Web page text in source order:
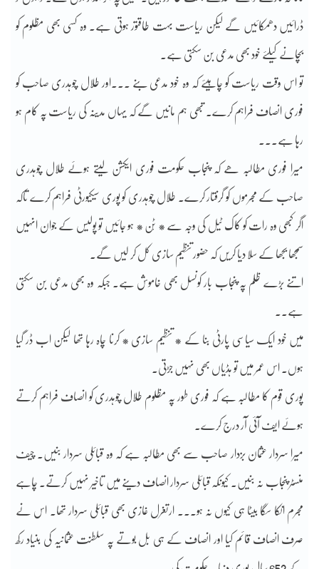
ڈرائیں دھمکائیں گے لیکن ریاست بہت طاقتور ہوتی ہے۔ وہ کسی بھی مظلوم کو
بچانے کیلئے خود بھی مدعی بن سکتی ہے۔
تو اس وقت ریاست کو چاہیئے کہ وہ خود مدعی بنے ۔۔۔اور طلال چوہدری صاحب کو
فوری انصاف فراہم کرے۔ تبھی ہم مانیں گے کہ یہاں مدینہ کی ریاست پہ کام ہو
رہا ہے۔۔۔
میرا فوری مطالبہ ھے کہ پنجاب حکومت فوری ایکشن لیتے ہوئے طلال چوہدری
صاحب کے مجرموں کو گرفتار کرے۔ طلال چوہدری کو پوری سیکیورٹی فراہم کرے تاکہ
اگر کبھی وہ رات کو کاک ٹیل کی وجہ سے * ٹْن * ہو جائیں تو پولیس کے جوان انہیں
سمجھا بجھا کے سلا دیا کریں کہ حضور تنظیم سازی کل کر لیں گے۔
اتنے بڑے ظلم پہ پنجاب بار کونسل بھی خاموش ہے۔ جبکہ وہ بھی مدعی بن سکتی
ہے۔۔
میں خود ایک سیاسی پارٹی بنا کے * تنظیم سازی * کرنا چاہ رہا تھا لیکن اب ڈر گیا
ہوں۔ اس عمر میں تو ہڈیاں بھی نہیں جڑتی۔
پوری قوم کا مطالبہ ہے کہ فوری طور پہ مظلوم طلال چوہدری کو انصاف فراہم کرتے
ہوئے ایف آئی آر درج کرے۔
میرا سردار عثمان بزدار صاحب سے بھی مطالبہ ہے کہ وہ قبائلی سردار بنیں۔ چیف
منسٹر پنجاب نہ بنیں۔ کیونکہ قبائلی سردار انصاف دینے میں تاخیر نہیں کرتے۔ چاہے
مجرم انکا سگا بیٹا ہی کیوں نہ ہو۔۔۔ ارتغرل غازی بھی قبائلی سردار تھا۔ اس نے
صرف انصاف قائم کیا اور انصاف کے ہی بل بوتے پہ سلطنت عثمانیہ کی بنیاد رکھ